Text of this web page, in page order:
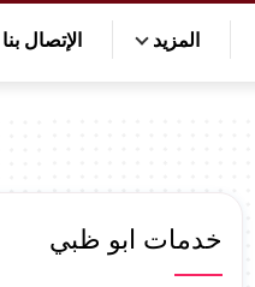
المزيد الإتصال بنا
خدمات ابو ظبي